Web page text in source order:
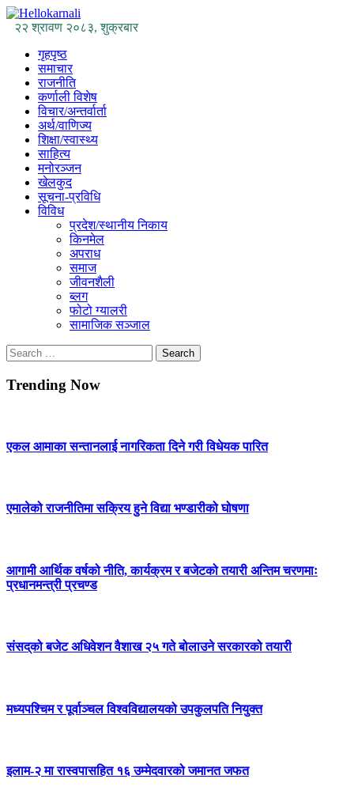
Skip
२२ श्रावण २०८३, शुक्रबार
गृहपृष्ठ
समाचार
राजनीति
कर्णाली विशेष
विचार/अन्तर्वार्ता
अर्थ/वाणिज्य
शिक्षा/स्वास्थ्य
साहित्य
मनोरञ्जन
खेलकुद
सूचना-प्रविधि
विविध
प्रदेश/स्थानीय निकाय
किनमेल
अपराध
समाज
जीवनशैली
ब्लग
फोटो ग्यालरी
सामाजिक सञ्जाल
Search
for:
Trending Now
एकल आमाका सन्तानलाई नागरिकता दिने गरी विधेयक पारित
एमालेको राजनीतिमा सक्रिय हुने विद्या भण्डारीको घोषणा
आगामी आर्थिक वर्षको नीति, कार्यक्रम र बजेटको तयारी अन्तिम चरणमाः
प्रधानमन्त्री प्रचण्ड
संसद्‌को बजेट अधिवेशन वैशाख २५ गते बोलाउने सरकारको तयारी
मध्यपश्चिम र पूर्वाञ्चल विश्वविद्यालयको उपकुलपति नियुक्त
इलाम-२ मा रास्वपासहित १६ उम्मेदवारको जमानत जफत